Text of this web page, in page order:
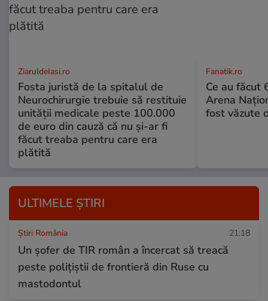
ZiaruldeIasi.ro
Fosta juristă de la spitalul de
Neurochirurgie trebuie să restituie
unității medicale peste 100.000
de euro din cauză că nu și-ar fi
făcut treaba pentru care era
plătită
Fanatik.ro
Ce au făcut
Arena
fost văzute
ULTIMELE ȘTIRI
Știri România 21:18
Un șofer de TIR român a încercat să treacă
peste polițiștii de frontieră din Ruse cu
mastodontul